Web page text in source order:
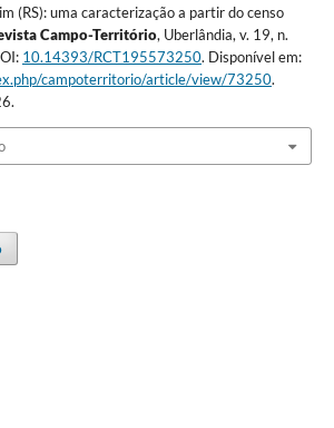
(RS): uma caracterização a partir do censo
Campo-Território, Uberlândia, v. 19, n.
10.14393/RCT195573250. Disponível em:
campoterritorio/article/view/73250.